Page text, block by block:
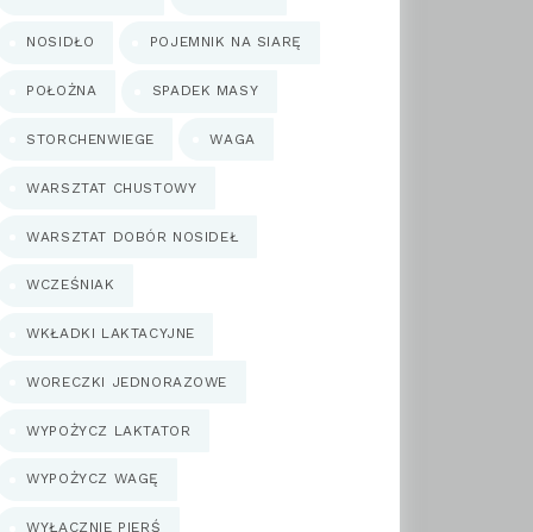
NOSIDŁO POJEMNIK NA SIARĘ
POŁOŻNA SPADEK MASY
STORCHENWIEGE WAGA
WARSZTAT CHUSTOWY
WARSZTAT DOBÓR NOSIDEŁ
WCZEŚNIAK
WKŁADKI LAKTACYJNE
WORECZKI JEDNORAZOWE
WYPOŻYCZ LAKTATOR
WYPOŻYCZ WAGĘ
WYŁĄCZNIE PIERŚ